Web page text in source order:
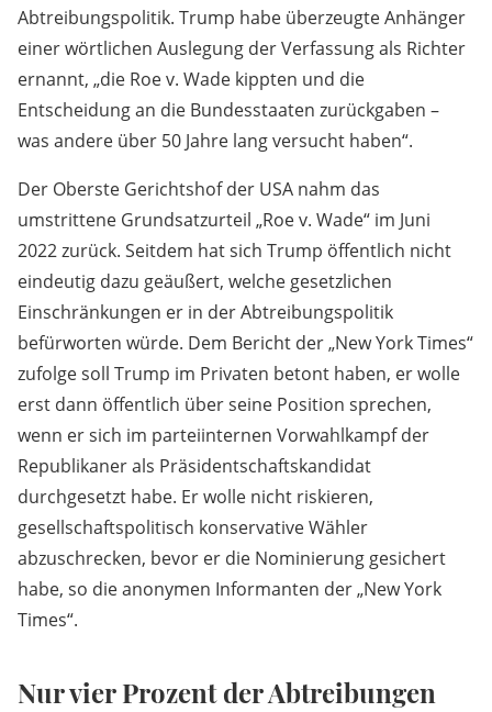
Abtreibungspolitik. Trump habe überzeugte Anhänger
einer wörtlichen Auslegung der Verfassung als Richter
ernannt, „die Roe v. Wade kippten und die
Entscheidung an die Bundesstaaten zurückgaben –
was andere über 50 Jahre lang versucht haben“.
Der Oberste Gerichtshof der USA nahm das
umstrittene Grundsatzurteil „Roe v. Wade“ im Juni
2022 zurück. Seitdem hat sich Trump öffentlich nicht
eindeutig dazu geäußert, welche gesetzlichen
Einschränkungen er in der Abtreibungspolitik
befürworten würde. Dem Bericht der „New York Times“
zufolge soll Trump im Privaten betont haben, er wolle
erst dann öffentlich über seine Position sprechen,
wenn er sich im parteiinternen Vorwahlkampf der
Republikaner als Präsidentschaftskandidat
durchgesetzt habe. Er wolle nicht riskieren,
gesellschaftspolitisch konservative Wähler
abzuschrecken, bevor er die Nominierung gesichert
habe, so die anonymen Informanten der „New York
Times“.
Nur vier Prozent der Abtreibungen